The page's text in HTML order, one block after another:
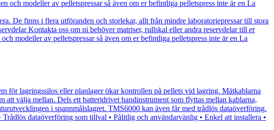
och modeller av pelletspressar så även om er befintliga pelletspress inte är en La
De finns i flera utföranden och storlekar, allt från mindre laboratoriepressar till stora
Kontakta oss om ni behöver matriser, rullskal eller andra reservdelar till er
modeller av pelletspressar så även om er befintliga pelletspress inte är en La
lagringssilos eller planlager ökar kontrollen på pellets vid lagring. Mätkablarna
att välja mellan. Dels ett batteridrivet handinstrument som flyttas mellan kablarna,
i spannmålslagret. TMS6000 kan även får med trådlös dataöverföring.
dataöverföring som tillval • Pålitlig och användarvänlig • Enkel att installera •